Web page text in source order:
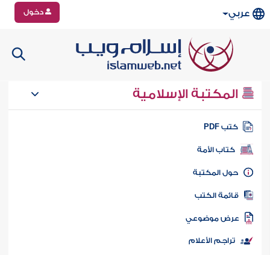
عربي دخول
المكتبة الإسلامية
كتب PDF
كتاب الأمة
المكتبة
الكتب
موضوعي